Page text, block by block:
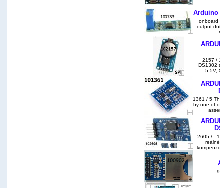
Arduino
onboard
output
2157 /
DS1302
5,5V,
1361 / 5
by one of
2605 /